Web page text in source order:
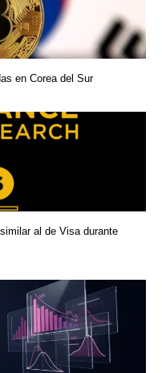
en Corea del Sur
al de Visa durante